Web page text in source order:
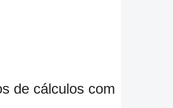
de cálculos com